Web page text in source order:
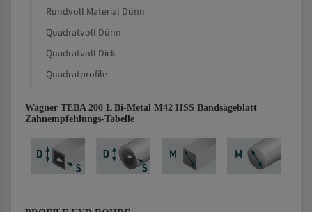
Rundvoll Material Dünn
Quadratvoll Dünn
Quadratvoll Dick
Quadratprofile
Wagner TEBA 200 L Bi-Metal M42 HSS Bandsägeblatt
Zahnempfehlungs-Tabelle